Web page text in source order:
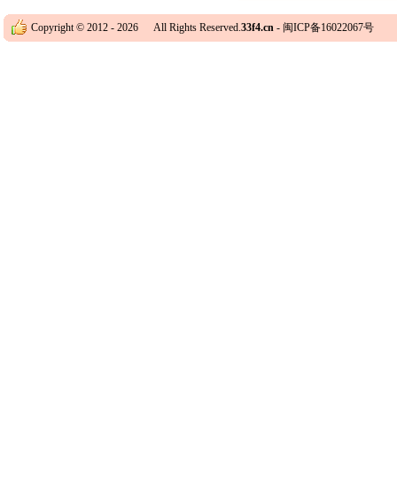
Copyright © 2012 - 2026 All Rights Reserved.33f4.cn - 闽ICP备16022067号